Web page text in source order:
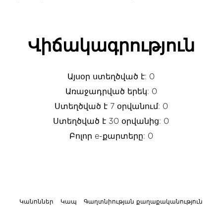
Վիճակագրություն
Այսօր ստեղծված է: 0
Առաջադրված երեկ: 0
Ստեղծված է 7 օրվանում: 0
Ստեղծված է 30 օրվանից: 0
Բոլոր e-քարտերը: 0
Կանոններ Կապ Գաղտնիության քաղաքականություն